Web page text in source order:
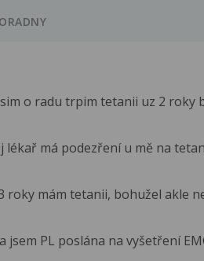
o radu trpim tetanii uz 2 roky
lékař má podezření u mě na
roky mám tetanii, bohužel akle
jsem PL poslána na vyšetření